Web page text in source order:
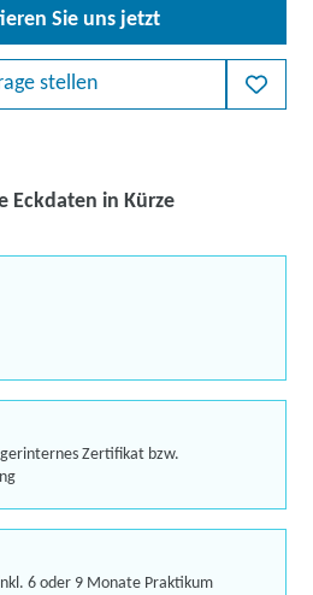
Sie uns jetzt
stellen
Eckdaten in Kürze
Zertifikat bzw.
6 oder 9 Monate Praktikum